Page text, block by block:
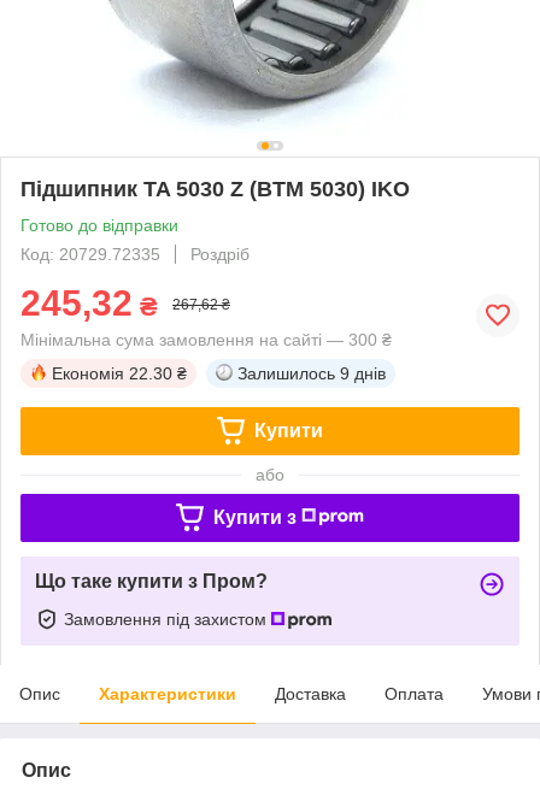
Підшипник TA 5030 Z (BTM 5030) IKO
Готово до відправки
Код: 20729.72335
Роздріб
245,32 ₴ 267,62 ₴
Мінімальна сума замовлення на сайті — 300 ₴
Економія 22.30 ₴ Залишилось 9 днів
Купити
або
Купити з
Що таке купити з Пром?
Замовлення під захистом
Опис Характеристики Доставка Оплата Умови
Опис